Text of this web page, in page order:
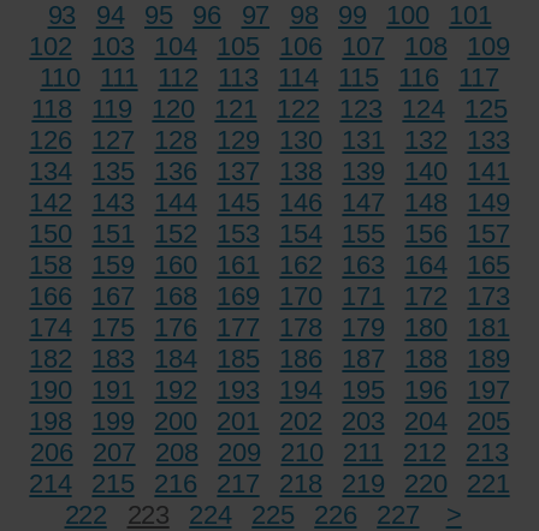
93
94 95 96 97 98 99 100
101
102
103 104 105 106 107 108
109
110
111 112 113 114 115 116
117
118
119 120 121 122 123 124
125
126
127 128 129 130 131 132
133
134
135 136 137 138 139 140
141
142
143 144 145 146 147 148
149
150
151 152 153 154 155 156
157
158
159 160 161 162 163 164
165
166
167 168 169 170 171 172
173
174
175 176 177 178 179 180
181
182
183 184 185 186 187 188
189
190
191 192 193 194 195 196
197
198
199 200 201 202 203 204
205
206
207 208 209 210 211 212
213
214
215 216 217 218 219 220
221
222
223 224 225 226 227 >